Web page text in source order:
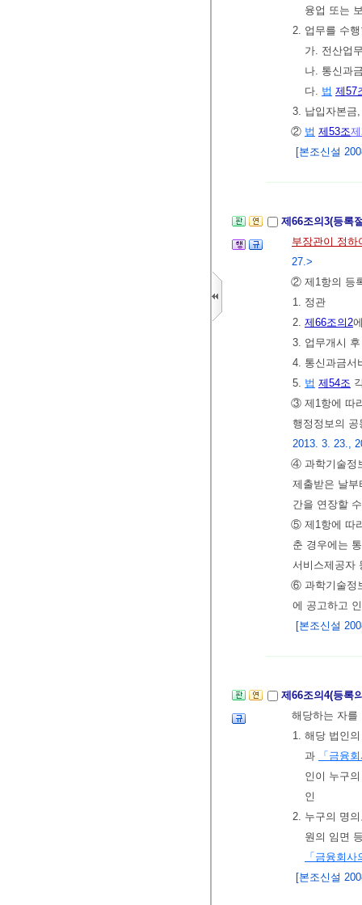
융업 또는
2. 업무를 수
가. 전산업
나. 통신과
다. 법 제57
3. 납입자본금
② 법 제53조
[본조신설
제66조의3(등록
부장관이 정하
27.>
② 제1항의 등
1. 정관
2. 제66조의2
3. 업무개시
4. 통신과금서
5. 법 제54조
③ 제1항에 따
행정정보의
2013. 3. 23.,
④ 과학기술정
제출받은 날
간을 연장할
⑤ 제1항에 따
춘 경우에는
서비스제공자
⑥ 과학기술정
에 공고하고
[본조신설
제66조의4(등록
해당하는 자
1. 해당 법인
과
「금융
인이 누구
인
2. 누구의 명
원의 임면
「금융회
[본조신설